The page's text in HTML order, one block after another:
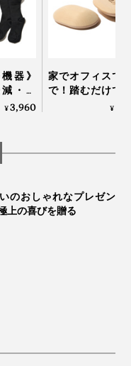
器》
・快
」三拍
¥3,960
家でオフィスで
で！踏むだけで
ら元気になれる
¥
のおしゃれなプレゼン
上の喜びを贈る